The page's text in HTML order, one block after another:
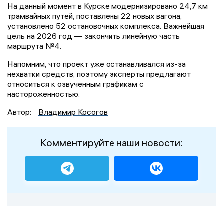
На данный момент в Курске модернизировано 24,7 км
трамвайных путей, поставлены 22 новых вагона,
установлено 52 остановочных комплекса. Важнейшая
цель на 2026 год — закончить линейную часть
маршрута №4.
Напомним, что проект уже останавливался из-за
нехватки средств, поэтому эксперты предлагают
относиться к озвученным графикам с
настороженностью.
Автор:
Владимир Косогов
Комментируйте наши новости: